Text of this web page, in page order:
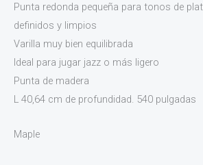
Punta redonda pequeña para tonos de
definidos y limpios
Varilla muy bien equilibrada
Ideal para jugar jazz o más ligero
Punta de madera
L 40,64 cm de profundidad. 540 pulgadas
Maple